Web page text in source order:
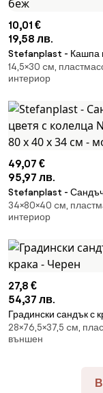
10,01 €
19,58 лв.
Stefanplast - Кашпа
Natural Line 30 см -
14,5×30 cм,
интериор
49,07 €
95,97 лв.
Stefanplast -
с колелца Natural 80
см - мока
34×80×40 cм,
интериор
27,8 €
54,37 лв.
Градински сандък с
Черен
28×76,5×37,5 cм,
външен